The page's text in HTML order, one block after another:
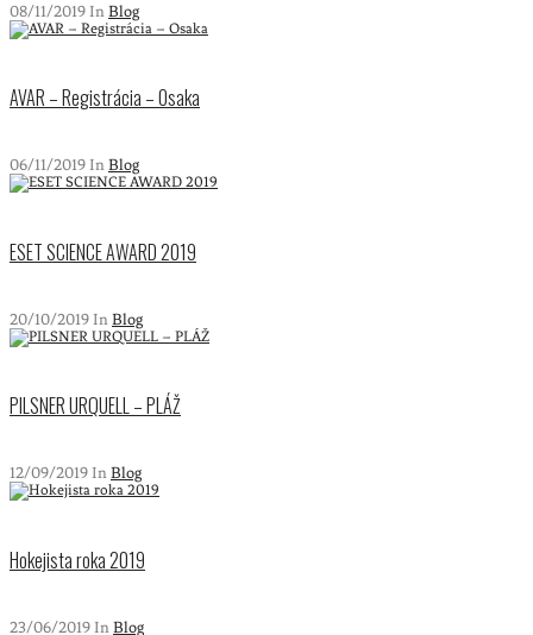
08/11/2019 In Blog
AVAR – Registrácia – Osaka
06/11/2019 In Blog
ESET SCIENCE AWARD 2019
20/10/2019 In Blog
PILSNER URQUELL – PLÁŽ
12/09/2019 In Blog
Hokejista roka 2019
23/06/2019 In Blog